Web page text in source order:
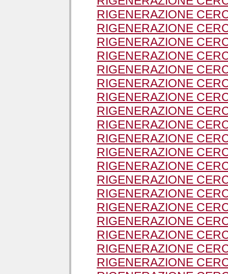
RIGENERAZIONE
RIGENERAZIONE
RIGENERAZIONE
RIGENERAZIONE
RIGENERAZIONE
RIGENERAZIONE
RIGENERAZIONE
RIGENERAZIONE
RIGENERAZIONE
RIGENERAZIONE
RIGENERAZIONE
RIGENERAZIONE
RIGENERAZIONE
RIGENERAZIONE
RIGENERAZIONE
RIGENERAZIONE
RIGENERAZIONE
RIGENERAZIONE
RIGENERAZIONE